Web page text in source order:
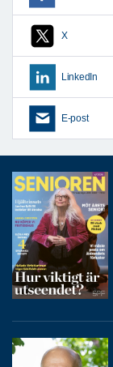
X
LinkedIn
E-post